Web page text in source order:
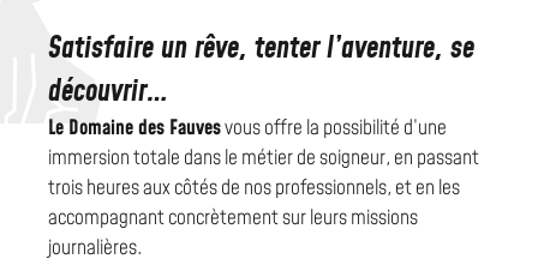
Satisfaire un rêve, tenter l’aventure, se
découvrir…
Le Domaine des Fauvesvous offre la possibilité d’une
immersion totale dans le métier de soigneur, en passant
trois heures aux côtés de nos professionnels, et en les
accompagnant concrètement sur leurs missions
journalières.